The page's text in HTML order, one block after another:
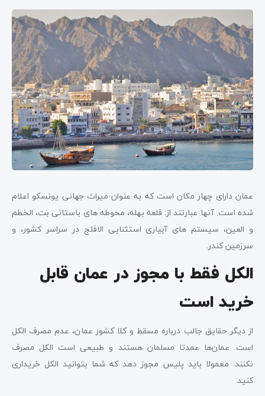
عمان دارای چهار مکان است که به عنوان میراث جهانی یونسکو اعلام
شده است. آنها عبارتند از: قلعه بهله، محوطه های باستانی بت، الخطم
و العین، سیستم های آبیاری استثنایی الافلج در سراسر کشور، و
سرزمین کندر.
الکل فقط با مجوز در عمان قابل
خرید است
از دیگر حقایق جالب درباره مسقط و کلا کشور عمان، عدم مصرف الکل
است. عمان‌ها عمدتا مسلمان هستند و طبیعی است الکل مصرف
نکنند. معمولا باید پلیس مجوز دهد که شما بتوانید الکل خریداری
کنید.